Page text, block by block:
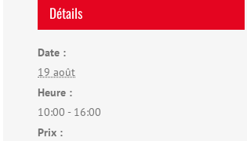
Détails
Date :
19 août
Heure :
10:00 - 16:00
Prix :